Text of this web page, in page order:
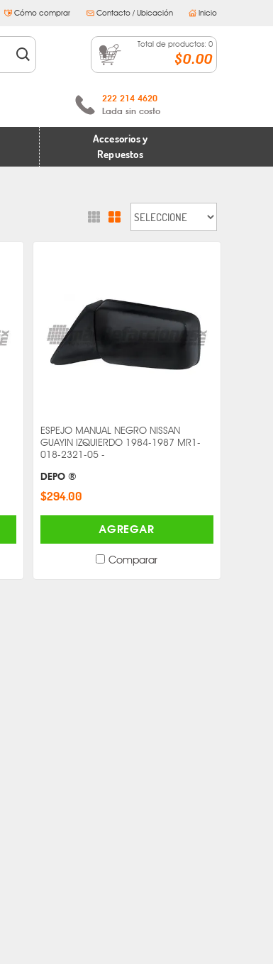
Cómo comprar Contacto / Ubicación Inicio
Total de productos: 0
$0.00
222 214 4620
Lada sin costo
Accesorios y
Repuestos
ESPEJO MANUAL NEGRO NISSAN
GUAYIN IZQUIERDO 1984-1987 MR1-
018-2321-05 -
DEPO ®
$294.00
AGREGAR
Comparar